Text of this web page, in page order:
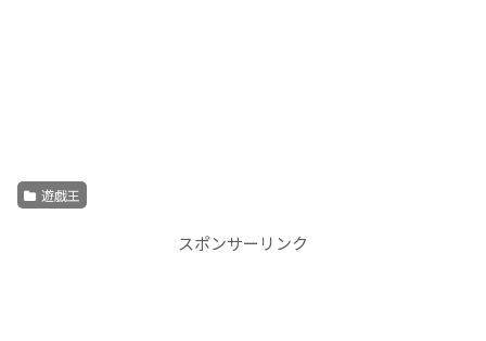
遊戯王
スポンサーリンク